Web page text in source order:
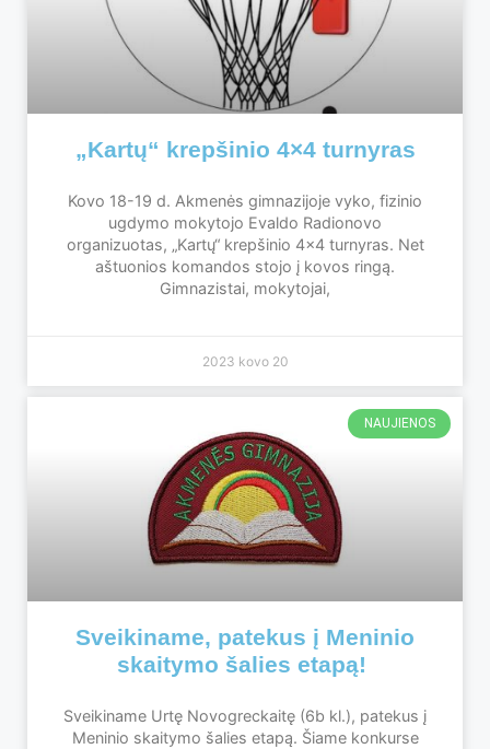
„Kartų“ krepšinio 4×4 turnyras
Kovo 18-19 d. Akmenės gimnazijoje vyko, fizinio
ugdymo mokytojo Evaldo Radionovo
organizuotas, „Kartų“ krepšinio 4×4 turnyras. Net
aštuonios komandos stojo į kovos ringą.
Gimnazistai, mokytojai,
2023 kovo 20
NAUJIENOS
Sveikiname, patekus į Meninio
skaitymo šalies etapą!
Sveikiname Urtę Novogreckaitę (6b kl.), patekus į
Meninio skaitymo šalies etapą. Šiame konkurse